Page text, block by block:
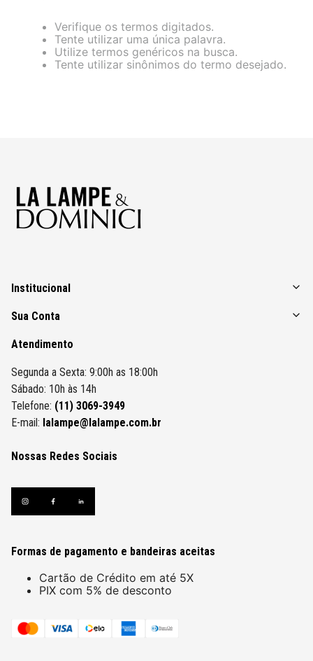
Verifique os termos digitados.
Tente utilizar uma única palavra.
Utilize termos genéricos na busca.
Tente utilizar sinônimos do termo desejado.
Institucional
Sua Conta
Atendimento
Segunda a Sexta: 9:00h as 18:00h
Sábado: 10h às 14h
Telefone: (11) 3069-3949
E-mail: lalampe@lalampe.com.br
Nossas Redes Sociais
Formas de pagamento e bandeiras aceitas
Cartão de Crédito em até 5X
PIX com 5% de desconto